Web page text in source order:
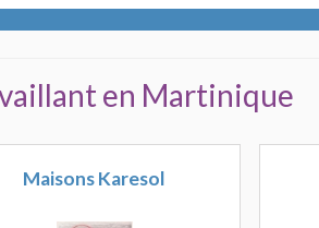
en Martinique
Maisons Karesol